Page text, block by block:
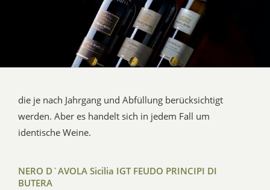
die je nach Jahrgang und Abfüllung berücksichtigt
werden. Aber es handelt sich in jedem Fall um
identische Weine.
NERO D`AVOLA Sicilia IGT FEUDO PRINCIPI DI
BUTERA